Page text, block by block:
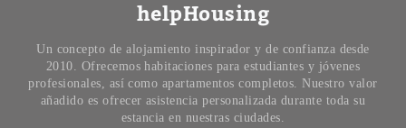
helpHousing
Un concepto de alojamiento inspirador y de confianza desde
2010. Ofrecemos habitaciones para estudiantes y jóvenes
profesionales, así como apartamentos completos. Nuestro valor
añadido es ofrecer asistencia personalizada durante toda su
estancia en nuestras ciudades.